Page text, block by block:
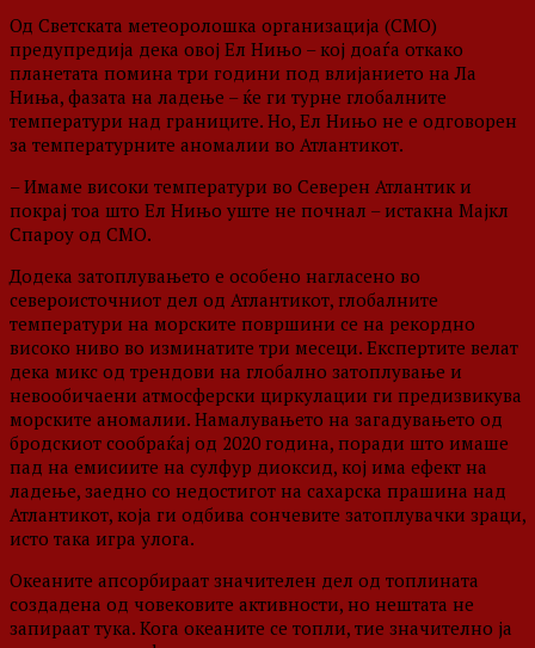
Од Светската метеоролошка организација (СМО)
предупредија дека овој Ел Нињо – кој доаѓа откако
планетата помина три години под влијанието на Ла
Ниња, фазата на ладење – ќе ги турне глобалните
температури над границите. Но, Ел Нињо не е одговорен
за температурните аномалии во Атлантикот.
– Имаме високи температури во Северен Атлантик и
покрај тоа што Ел Нињо уште не почнал – истакна Мајкл
Спароу од СМО.
Додека затоплувањето е особено нагласено во
североисточниот дел од Атлантикот, глобалните
температури на морските површини се на рекордно
високо ниво во изминатите три месеци. Експертите велат
дека микс од трендови на глобално затоплување и
невообичаени атмосферски циркулации ги предизвикува
морските аномалии. Намалувањето на загадувањето од
бродскиот сообраќај од 2020 година, поради што имаше
пад на емисиите на сулфур диоксид, кој има ефект на
ладење, заедно со недостигот на сахарска прашина над
Атлантикот, која ги одбива сончевите затоплувачки зраци,
исто така игра улога.
Океаните апсорбираат значителен дел од топлината
создадена од човековите активности, но нештата не
запираат тука. Кога океаните се топли, тие значително ја